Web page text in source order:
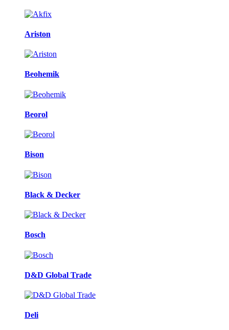
Ariston
Beohemik
Beorol
Bison
Black & Decker
Bosch
D&D Global Trade
Deli